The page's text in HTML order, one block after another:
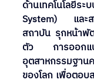
ด้านเทคโนโล
System)  และ
สถาบัน รุกหน้าพั
ตัว การออกแ
อุตสาหกรรมฐาน
ของโลก เพื่อตอบ